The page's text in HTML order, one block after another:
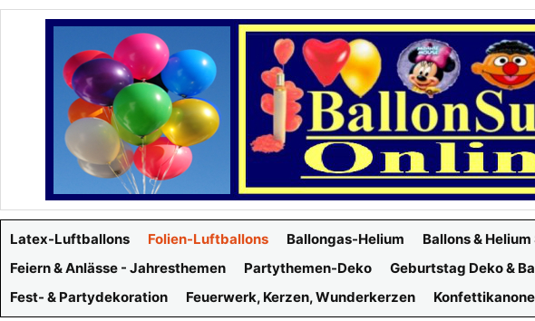
Latex-Luftballons Folien-Luftballons Ballongas-Helium Ballons & Helium
Feiern & Anlässe - Jahresthemen
Partythemen-Deko Geburtstag Deko &
Fest- & Partydekoration
Feuerwerk, Kerzen, Wunderkerzen